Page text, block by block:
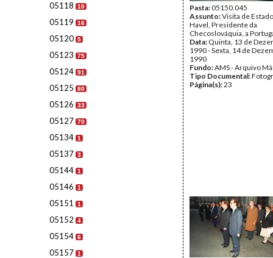
05118 10
05119 16
05120 5
05123 75
05124 91
05125 80
05126 33
05127 70
05134 1
05137 3
05144 1
05146 1
05151 1
05152 4
05154 6
05157 1
Pasta:05150.045
Assunto:Visita de
Havel, Presidente da
Checoslováquia, a
Data: Quinta, 13 de
1990 - Sexta, 14 de
1990
Fundo:AMS - Arquivo
Tipo Documental:
Página(s):23